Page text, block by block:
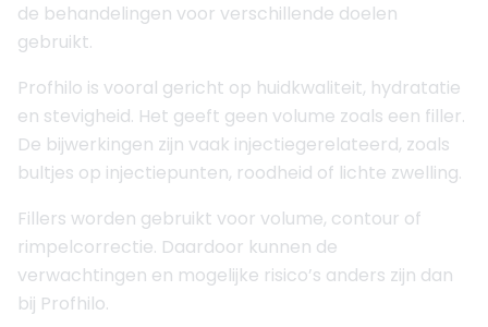
de behandelingen voor verschillende doelen
gebruikt.
Profhilo is vooral gericht op huidkwaliteit, hydratatie
en stevigheid. Het geeft geen volume zoals een filler.
De bijwerkingen zijn vaak injectiegerelateerd, zoals
bultjes op injectiepunten, roodheid of lichte zwelling.
Fillers worden gebruikt voor volume, contour of
rimpelcorrectie. Daardoor kunnen de
verwachtingen en mogelijke risico’s anders zijn dan
bij Profhilo.